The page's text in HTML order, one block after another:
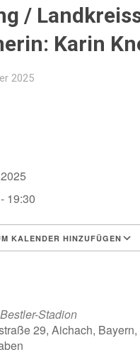
/
Karin
2025
19:30
KALENDER HINZUFÜGEN
Stadion
29, Aichach, Bayern,